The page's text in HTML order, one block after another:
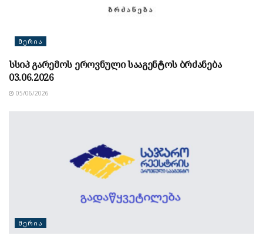
ᲛᲔᲠᲘᲐ
სსიპ გარემოს ეროვნული სააგენტოს ბრძანება
03.06.2026
05/06/2026
ᲛᲔᲠᲘᲐ